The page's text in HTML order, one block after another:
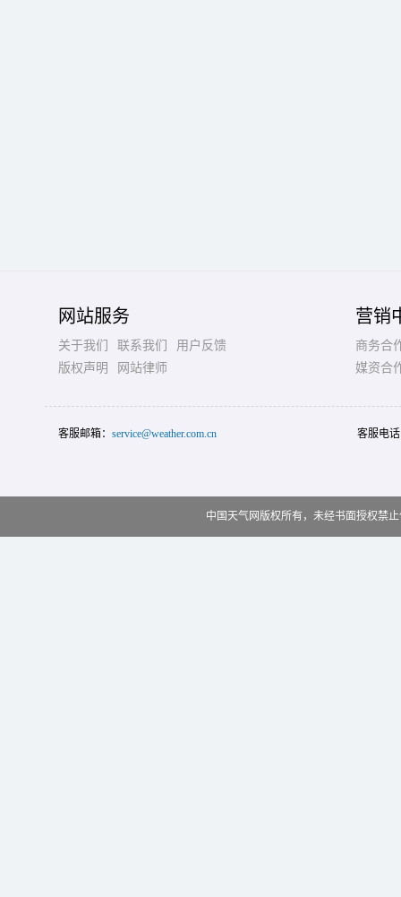
网站服务
关于我们 联系我们
用户反馈
版权声明
网站律师
营销
商务合
媒资合
客服邮箱： service@weather.com.cn 客服电
中国天气网版权所有，未经书面授权